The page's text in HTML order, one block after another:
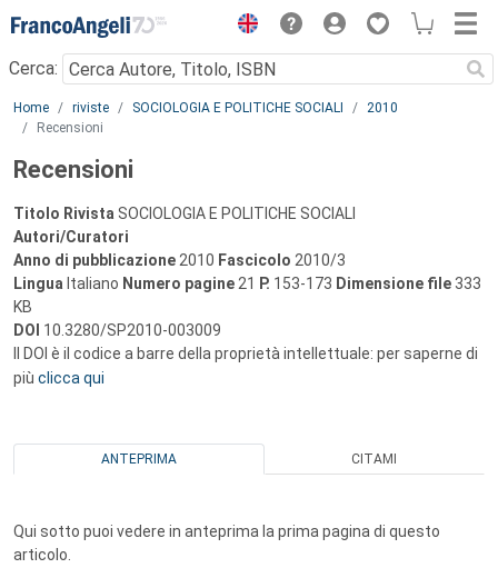
Menu
Cerca:
Main content
Home riviste SOCIOLOGIA E POLITICHE SOCIALI
2010
Recensioni
Recensioni
Titolo Rivista SOCIOLOGIA E POLITICHE SOCIALI
Autori/Curatori
Anno di pubblicazione 2010 Fascicolo 2010/3
Lingua Italiano Numero pagine 21 P. 153-173 Dimensione file 333
KB
DOI 10.3280/SP2010-003009
Il DOI è il codice a barre della proprietà intellettuale: per saperne di
più clicca qui
ANTEPRIMA CITAMI
Qui sotto puoi vedere in anteprima la prima pagina di questo
articolo.